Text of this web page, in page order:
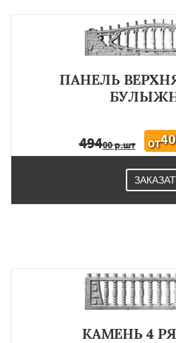
ПАНЕЛЬ
49400 р.шт ОТ
КАМЕНЬ 4